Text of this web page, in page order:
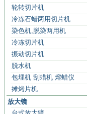
轮转切片机
冷冻石蜡两用切片机
染色机,脱染两用机
冷冻切片机
振动切片机
脱水机
包埋机 刮蜡机 熔蜡仪
摊烤片机
放大镜